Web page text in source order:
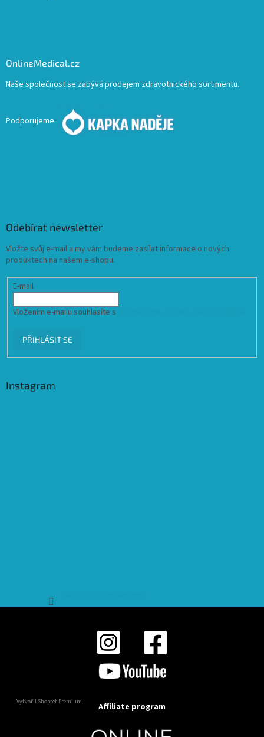
OnlineMedical.cz
Naše společnost se zabývá prodejem zdravotnického sortimentu.
Podporujeme:
Odebírat newsletter
Vložte svůj e-mail a my vám budeme zasílat informace o nových
produktech na našem e-shopu.
E-mail
Vložením e-mailu souhlasíte s
PŘIHLÁSIT SE
Instagram
Vytvořil Shoptet Premium Affiliate program